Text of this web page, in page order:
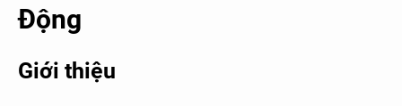
Động
Giới thiệu